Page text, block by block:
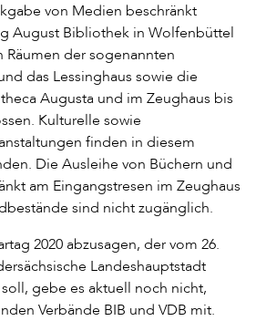
von Medien beschränkt
August Bibliothek in Wolfenbüttel
der sogenannten
das Lessinghaus sowie die
Augusta und im Zeughaus bis
Kulturelle sowie
finden in diesem
Die Ausleihe von Büchern und
am Eingangstresen im Zeughaus
sind nicht zugänglich.
2020 abzusagen, der vom 26.
Landeshauptstadt
gebe es aktuell noch nicht,
Verbände BIB und VDB mit.